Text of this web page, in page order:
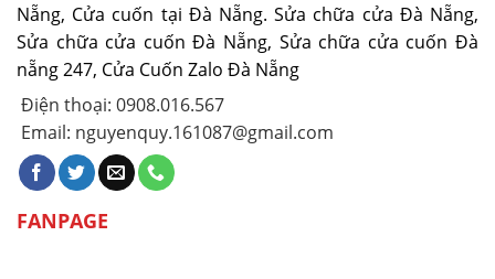
Nẵng, Cửa cuốn tại Đà Nẵng. Sửa chữa cửa Đà Nẵng,
Sửa chữa cửa cuốn Đà Nẵng, Sửa chữa cửa cuốn Đà
nẵng 247, Cửa Cuốn Zalo Đà Nẵng
Điện thoại: 0908.016.567
Email: nguyenquy.161087@gmail.com
FANPAGE